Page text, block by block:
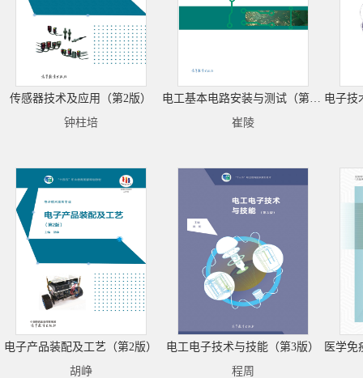
传感器技术及应用（第2版）
钟柱培
电工基本电路安装与测试（第2版）
崔陵
电子产品装配及工艺（第2版）
胡峥
电工电子技术与技能（第3版）
程周